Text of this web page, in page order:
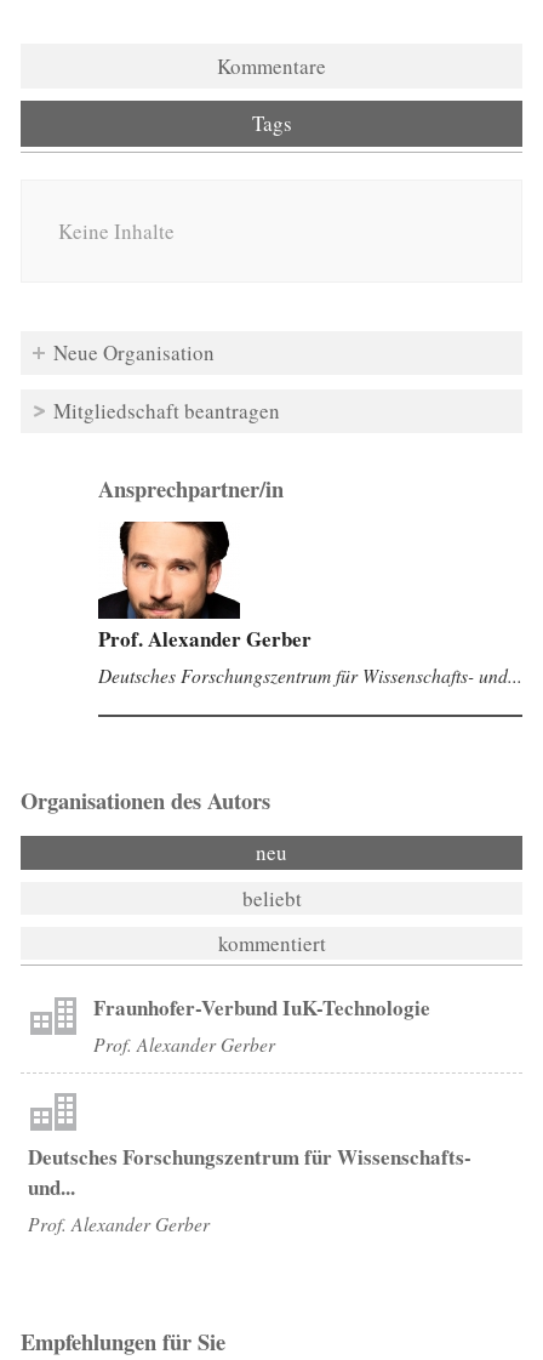
Kommentare
Tags
Keine Inhalte
Neue Organisation
Mitgliedschaft beantragen
Ansprechpartner/in
Prof. Alexander Gerber
Deutsches Forschungszentrum für Wissenschafts- und...
Organisationen des Autors
neu
beliebt
kommentiert
Fraunhofer-Verbund IuK-Technologie
Prof. Alexander Gerber
Deutsches Forschungszentrum für Wissenschafts-
und...
Prof. Alexander Gerber
Empfehlungen für Sie